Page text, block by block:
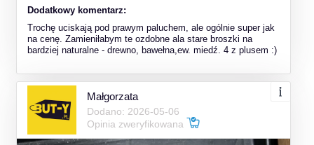
Dodatkowy komentarz:
Trochę uciskają pod prawym paluchem, ale ogólnie super jak
na cenę. Zamieniłabym te ozdobne ala stare broszki na
bardziej naturalne - drewno, bawełna,ew. miedź. 4 z plusem :)
Małgorzata
Dodano: 2026-05-06
Opinia zweryfikowana